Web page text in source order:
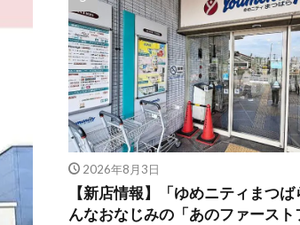
2026年8月3日
【新店情報】「ゆめニティまつ
んなおなじみの「あのファースト